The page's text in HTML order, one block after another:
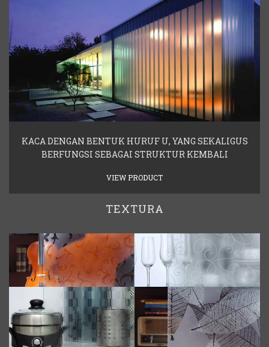
KACA DENGAN BENTUK HURUF U, YANG SEKALIGUS
BERFUNGSI SEBAGAI STRUKTUR KEMBALI
VIEW PRODUCT
TEXTURA